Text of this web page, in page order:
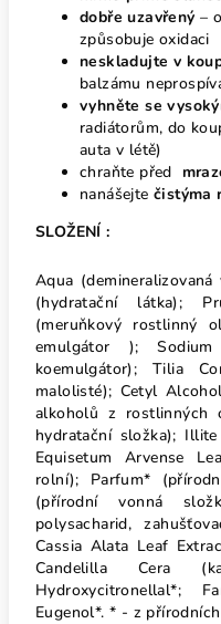
dobře uzavřený –
způsobuje oxidaci
neskladujte v
balzámu
vyhněte se
radiátorům, do
auta v létě)
chraňte před
nanášejte čistýma
SLOŽENÍ :
Aqua
(hydratační látka);
(meruňkový rostlinný
emulgátor );
koemulgátor); Tilia
malolisté); Cetyl
alkoholů z rostlinných
hydratační složka);
Equisetum Arvense
rolní); Parfum*
(přírodní vonná
polysacharid,
Cassia Alata Leaf
Candelilla Cera
Hydroxycitronellal*;
Eugenol*. * - z